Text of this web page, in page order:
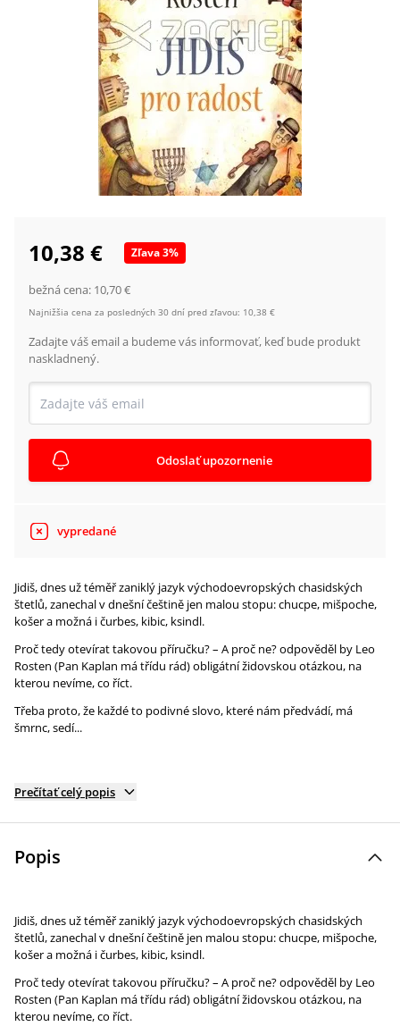
10,38 € Zľava3%
bežná cena: 10,70 €
Najnižšia cena za posledných 30 dní pred zľavou: 10,38 €
Zadajte váš email a budeme vás informovať, keď bude produkt
naskladnený.
Odoslať upozornenie
vypredané
Jidiš, dnes už téměř zaniklý jazyk východoevropských chasidských
štetlů, zanechal v dnešní češtině jen malou stopu: chucpe, mišpoche,
košer a možná i čurbes, kibic, ksindl.
Proč tedy otevírat takovou příručku? – A proč ne? odpověděl by Leo
Rosten (Pan Kaplan má třídu rád) obligátní židovskou otázkou, na
kterou nevíme, co říct.
Třeba proto, že každé to podivné slovo, které nám předvádí, má
šmrnc, sedí...
Prečítať celý popis
Popis
Jidiš, dnes už téměř zaniklý jazyk východoevropských chasidských
štetlů, zanechal v dnešní češtině jen malou stopu: chucpe, mišpoche,
košer a možná i čurbes, kibic, ksindl.
Proč tedy otevírat takovou příručku? – A proč ne? odpověděl by Leo
Rosten (Pan Kaplan má třídu rád) obligátní židovskou otázkou, na
kterou nevíme, co říct.